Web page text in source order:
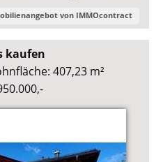
von IMMOcontract
kaufen
407,23 m²